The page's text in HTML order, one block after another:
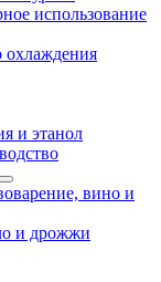
использование
и этанол
вино и
и дрожжи